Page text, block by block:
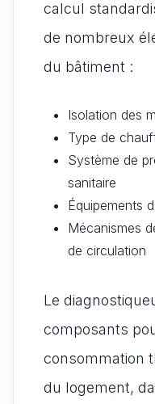
calcul
de nombreux
du bâtiment :
Isolation des
Type de
Système de
sanitaire
Équipements
Mécanismes
de circulation
Le
composants
consommation
du logement,